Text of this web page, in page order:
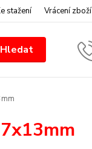
stažení Vrácení zboží
Hledat